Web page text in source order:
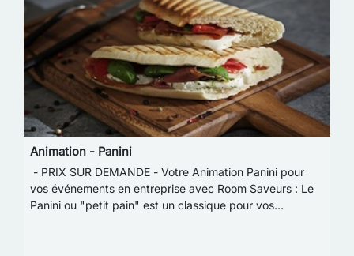
Animation - Panini
- PRIX SUR DEMANDE - Votre Animation Panini pour
vos événements en entreprise avec Room Saveurs : Le
Panini ou "petit pain" est un classique pour vos